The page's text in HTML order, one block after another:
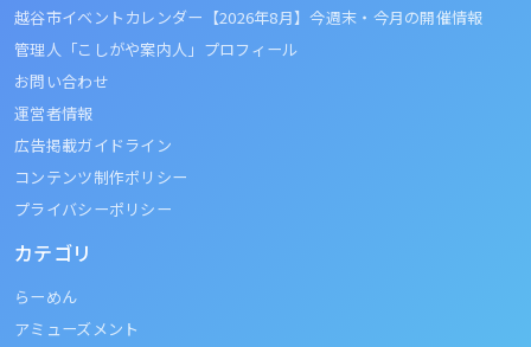
越谷市イベントカレンダー【2026年8月】今週末・今月の開催情報
管理人「こしがや案内人」プロフィール
お問い合わせ
運営者情報
広告掲載ガイドライン
コンテンツ制作ポリシー
プライバシーポリシー
カテゴリ
らーめん
アミューズメント